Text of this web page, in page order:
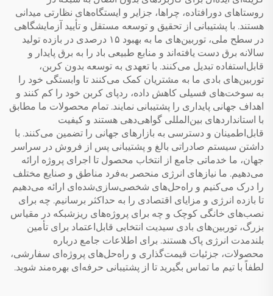
روستاهای دورافتاده، چراها، جزایر و ایستگاه‌های نظارتی میدانی
هستند. با پشتیبانی از تحقیق و توسعه مستقل و تأیید آزمایشگاهی
در سطح ملی، توربین‌های ما به بهبود ۱۵ درصدی در بازده تولید
سالانه برق دست یافته‌اند و منابع طبیعی باد را به برق پایدار و
قابل‌استفاده تبدیل می‌کنند. با تعهدی به توسعه بدون کربن،
توربین‌های بادی ما به مشتریان کمک می‌کنند تا وابستگی خود را
به سوخت‌های فسیلی کاهش داده، ردپای کربن خود را کم کنند و
اهداف جهانی پایداری را پشتیبانی نمایند. تمام محصولات ما مطابق
با استانداردهای بین‌المللی گواهی‌دهی هستند و کیفیت
قابل‌اطمینان و دسترسی به بازارهای جهانی را تضمین می‌کنند. با
داشتن سیستم صادراتی بالغ و پشتیبانی پس از فروش در سراسر
جهان، ما خدماتی جامع از انتخاب محصول تا اجرای پروژه ارائه
می‌دهیم. ما نیازهای انرژی منحصر به‌فرد مناطق و صنایع مختلف
را درک می‌کنیم و راه‌حل‌های شخصی‌سازی‌شده‌ای ارائه می‌دهیم
تا بازده انرژی و مزایای اقتصادی را به حداکثر برسانیم. چه برای
نصب‌های خانگی کوچک و چه برای پروژه‌های ریزشبکه در مقیاس
بزرگ، توربین‌های بادی سیدیت انتخابی قابل‌اعتماد برای تأمین
بلندمدت انرژی پاک هستند. برای اطلاعات جامع درباره
محصولات، جزئیات قیمت‌گذاری و راه‌حل‌های پروژه‌ای سفارشی،
لطفاً با تیم ما تماس بگیرید تا از پشتیبانی حرفه‌ای بهره‌مند شوید.